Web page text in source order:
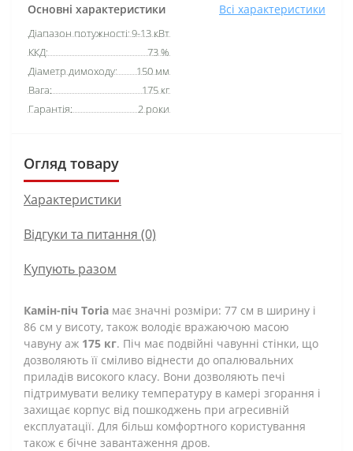
Основні характеристики Всі характеристики
Діапазон потужності:9-13 кВт
ККД:
73 %
Діаметр димоходу:
150 мм
Вага:
175 кг
Гарантія:
2 роки
Огляд товару
Характеристики
Відгуки та питання (0)
Купують разом
Камін-піч Toria має значні розміри: 77 см в ширину і
86 см у висоту, також володіє вражаючою масою
чавуну аж 175 кг. Піч має подвійні чавунні стінки, що
дозволяють її сміливо віднести до опалювальних
приладів високого класу. Вони дозволяють печі
підтримувати велику температуру в камері згорання і
захищає корпус від пошкоджень при агресивній
експлуатації. Для більш комфортного користування
також є бічне завантаження дров.